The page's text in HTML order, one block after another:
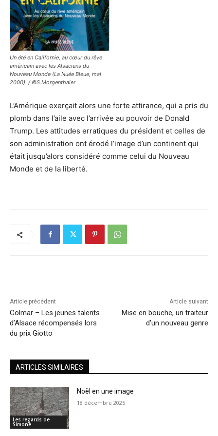
Un été en Californie, au cœur du rêve
américain avec les Alsaciens du
Nouveau Monde (La Nuée Bleue, mai
2000). / ©S.Morgenthaler
L’Amérique exerçait alors une forte attirance, qui a pris du
plomb dans l’aile avec l’arrivée au pouvoir de Donald
Trump. Les attitudes erratiques du président et celles de
son administration ont érodé l’image d’un continent qui
était jusqu’alors considéré comme celui du Nouveau
Monde et de la liberté.
Article précédent
Colmar – Les jeunes talents
d’Alsace récompensés lors
du prix Giotto
Article suivant
Mise en bouche, un traiteur
d’un nouveau genre
ARTICLES SIMILAIRES
Les regards de
Simone
Noël en une image
18 décembre 2025